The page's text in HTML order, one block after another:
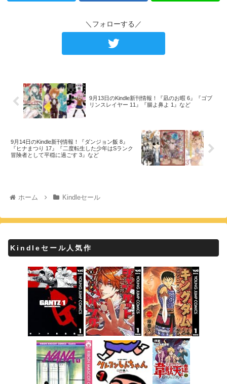
＼フォローする／
9月13日のKindle新刊情報！『凪のお暇 6』『ゴブ
リンスレイヤー 11』『腸よ鼻よ 1』など
9月14日のKindle新刊情報！『ダンジョン飯 8』
『ヒナまつり 17』『二度転生した少年はSランク
冒険者として平穏に過ごす 3』など
ホーム Kindleセール
Kindleセール人気作